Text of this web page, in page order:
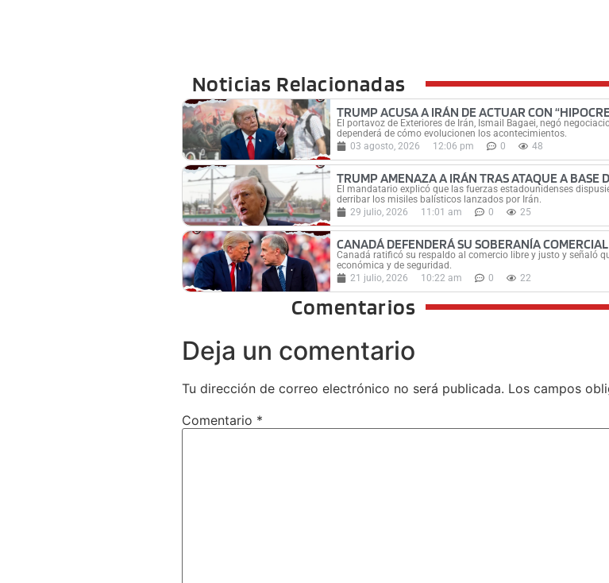
Noticias Relacionadas
TRUMP ACUSA A IRÁN DE ACTUAR CON
El portavoz de Exteriores de Irán, Ismail Bagaei, negó
dependerá de cómo evolucionen los acontecimientos.
03 agosto, 2026
12:06 pm 0 48
TRUMP AMENAZA A IRÁN TRAS ATAQUE A BASE
El mandatario explicó que las fuerzas estadounidenses
derribar los misiles balísticos lanzados por Irán.
29 julio, 2026
11:01 am 0 25
CANADÁ DEFENDERÁ SU SOBERANÍA
Canadá ratificó su respaldo al comercio libre y justo y señaló
económica y de seguridad.
21 julio, 2026
10:22 am 0 22
Comentarios
Deja un comentario
Tu dirección de correo electrónico no será publicada. Los campos
Comentario *